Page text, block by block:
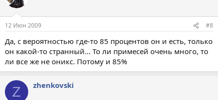
12 Июн 2009 #8
Да, с вероятностью где-то 85 процентов он и есть, только
он какой-то странный... То ли примесей очень много, то
ли все же не оникс. Потому и 85%
Z zhenkovski